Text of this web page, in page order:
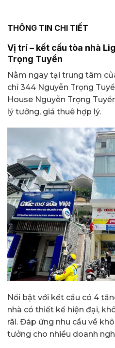
THÔNG TIN CHI TIẾT
Vị trí – kết cấu tòa nhà
Trọng Tuyển
Nằm ngay tại trung tâm
chỉ 344 Nguyễn Trọng
House Nguyễn Trọng
lý tưởng, giá thuê hợp lý.
Nổi bật với kết cấu có 4
nhà có thiết kế hiện đại,
rãi. Đáp ứng nhu cầu về
tưởng cho nhiều doanh